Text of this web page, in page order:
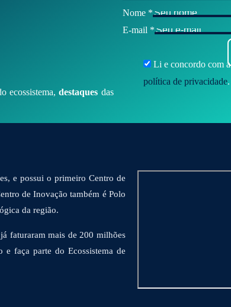
ecossistema,destaques das
Nome *
E-mail *
Li e concordo com a
política de privacidade.
e possui o primeiro Centro de
de Inovação também é Polo
da região.
faturaram mais de 200 milhões
e faça parte do Ecossistema de